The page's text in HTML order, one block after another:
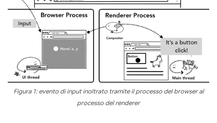
Figura 1: evento di input inoltrato tramite il processo del browser al
processo del renderer